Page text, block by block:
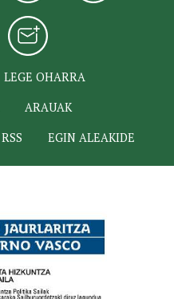
LEGE OHARRA
ARAUAK
RSS EGIN ALEAKIDE